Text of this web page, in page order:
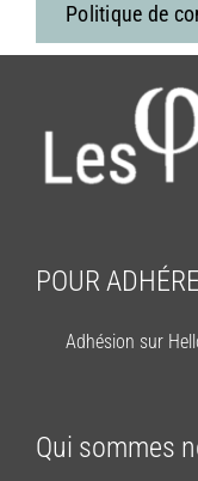
Politique de
POUR
Adhésion sur
Qui sommes